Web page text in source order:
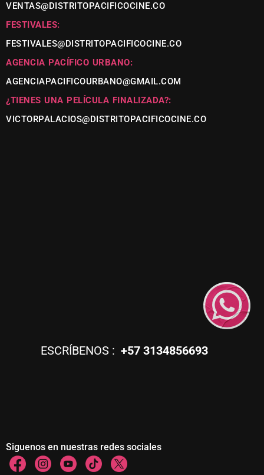
VENTAS@DISTRITOPACIFICOCINE.CO
FESTIVALES:
FESTIVALES@DISTRITOPACIFICOCINE.CO
AGENCIA PACÍFICO URBANO:
AGENCIAPACIFICOURBANO@GMAIL.COM
¿TIENES UNA PELÍCULA FINALIZADA?:
VICTORPALACIOS@DISTRITOPACIFICOCINE.CO
ESCRÍBENOS : +57 3134856693
Siguenos en nuestras redes sociales